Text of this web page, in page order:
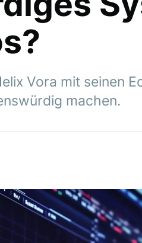
Vora mit seinen
machen.